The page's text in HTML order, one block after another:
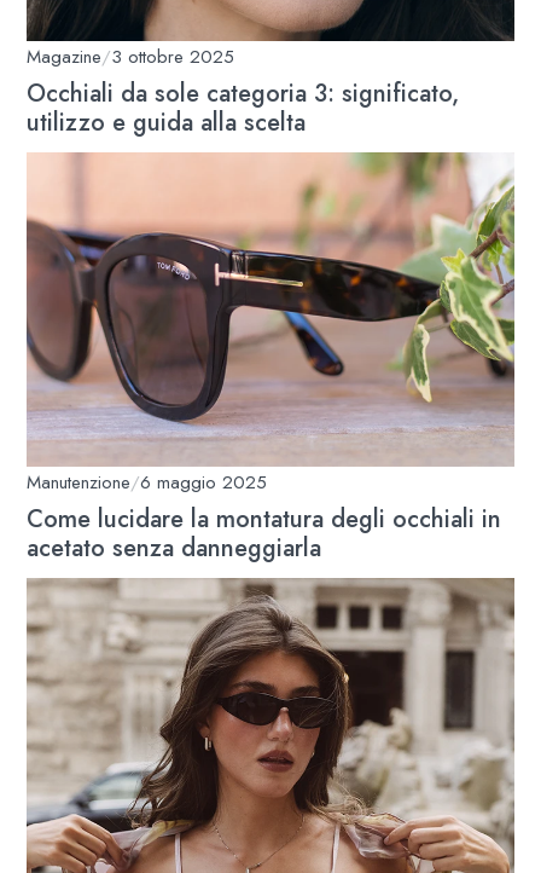
Magazine/3 ottobre 2025
Occhiali da sole categoria 3: significato,
utilizzo e guida alla scelta
Manutenzione/6 maggio 2025
Come lucidare la montatura degli occhiali in
acetato senza danneggiarla